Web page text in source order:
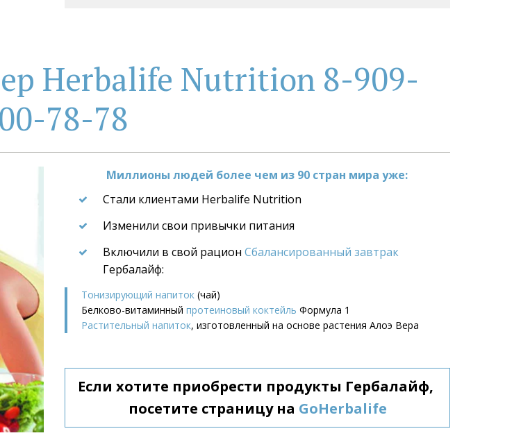
Herbalife Nutrition 8-909-
78-78
Миллионы людей более чем из 90 стран мира уже:
Стали клиентами Herbalife Nutrition
Изменили свои привычки питания
Включили в свой рацион Сбалансированный завтрак
Гербалайф:
Тонизирующий напиток (чай)
Белково-витаминный протеиновый коктейль Формула 1
Растительный напиток, изготовленный на основе растения Алоэ Вера
Если хотите приобрести продукты Гербалайф,
посетите страницу на GoHerbalife